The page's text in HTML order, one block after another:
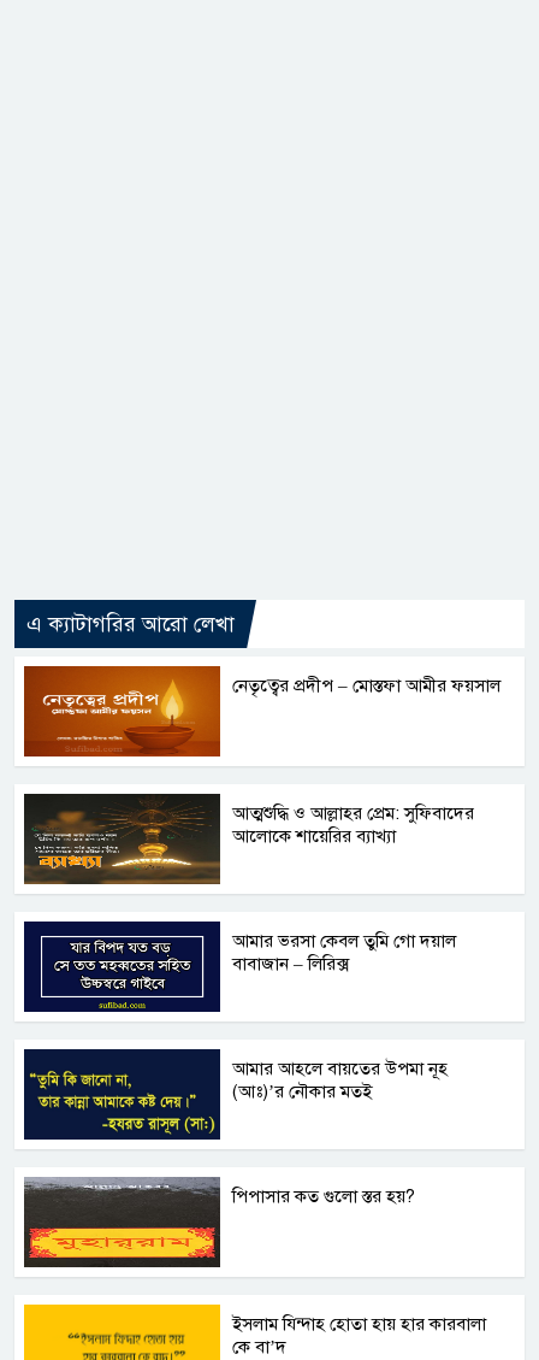
এ ক্যাটাগরির আরো লেখা
নেতৃত্বের প্রদীপ – মোস্তফা আমীর ফয়সাল
আত্মশুদ্ধি ও আল্লাহর প্রেম: সুফিবাদের
আলোকে শায়েরির ব্যাখ্যা
আমার ভরসা কেবল তুমি গো দয়াল
বাবাজান – লিরিক্স
আমার আহলে বায়তের উপমা নূহ
(আঃ)’র নৌকার মতই
পিপাসার কত গুলো স্তর হয়?
ইসলাম যিন্দাহ হোতা হায় হার কারবালা
কে বা’দ